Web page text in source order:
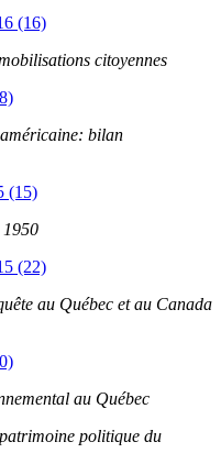
(16)
citoyennes
bilan
(15)
1950
(22)
au Québec et au Canada
au Québec
politique du